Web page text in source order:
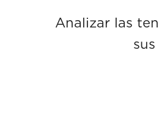
Analizar las